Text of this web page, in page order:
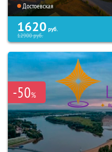
Достоевская
1620 руб.
12900руб.
-50%